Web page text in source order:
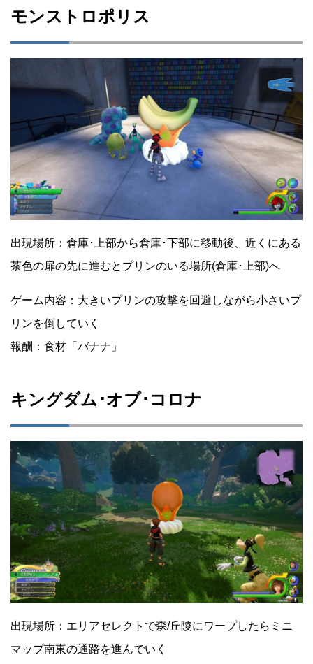
モンストロポリス
出現場所：倉庫･上部から倉庫･下部に移動後、近くにある
茶色の扉の先に進むとプリンのいる場所(倉庫･上部)へ
ゲーム内容：大きいプリンの攻撃を回避しながら小さいプ
リンを倒していく
報酬：食材「バナナ」
キングダム･オブ･コロナ
出現場所：エリアセレクトで森/丘陵にワープしたらミニ
マップ南東の通路を進んでいく